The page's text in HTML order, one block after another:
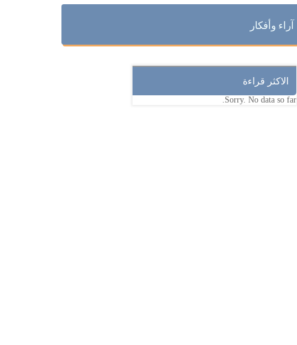
آراء وأفكار
الاكثر قراءة
Sorry. No data so far.